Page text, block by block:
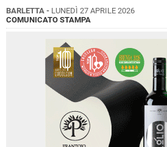
BARLETTA - LUNEDÌ 27 APRILE 2026
COMUNICATO STAMPA